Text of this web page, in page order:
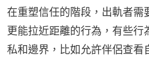
在重塑信任的階段，出軌者需
更能拉近距離的行為，有些行
私和邊界，比如允許伴侶查看